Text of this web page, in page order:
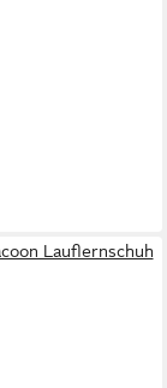
Lauflernschuh